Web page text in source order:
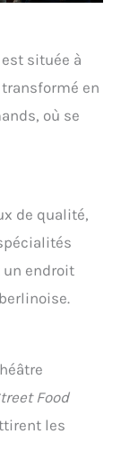
située à
en
où se
de qualité,
un endroit
Food
les